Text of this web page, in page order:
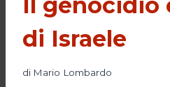
Il genocidio
di Israele
di Mario Lombardo